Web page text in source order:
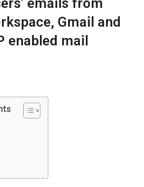
Gmail and
enabled mail